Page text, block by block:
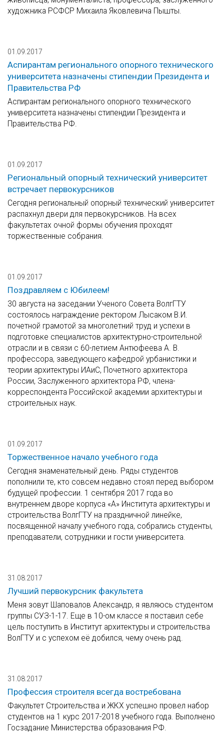
художника РСФСР Михаила Яковлевича Пышты.
01.09.2017
Аспирантам регионального опорного технического
университета назначены стипендии Президента и
Правительства РФ
Аспирантам регионального опорного технического
университета назначены стипендии Президента и
Правительства РФ.
01.09.2017
Региональный опорный технический университет
встречает первокурсников
Сегодня региональный опорный технический университет
распахнул двери для первокурсников. На всех
факультетах очной формы обучения проходят
торжественные собрания.
01.09.2017
Поздравляем с Юбилеем!
30 августа на заседании Ученого Совета ВолгГТУ
состоялось награждение ректором Лысаком В.И.
почетной грамотой за многолетний труд и успехи в
подготовке специалистов архитектурно-строительной
отрасли и в связи с 60-летием Антюфеева А. В.
профессора, заведующего кафедрой урбанистики и
теории архитектуры ИАиС, Почетного архитектора
России, Заслуженного архитектора РФ, члена-
корреспондента Российской академии архитектуры и
строительных наук.
01.09.2017
Торжественное начало учебного года
Сегодня знаменательный день. Ряды студентов
пополнили те, кто совсем недавно стоял перед выбором
будущей профессии. 1 сентября 2017 года во
внутреннем дворе корпуса «А» Института архитектуры и
строительства ВолгГТУ на праздничной линейке,
посвященной началу учебного года, собрались студенты,
преподаватели, сотрудники и гости университета.
31.08.2017
Лучший первокурсник факультета
Меня зовут Шаповалов Александр, я являюсь студентом
группы СУЗ-1-17. Еще в 10-ом классе я поставил себе
цель поступить в Институт архитектуры и строительства
ВолГТУ и с успехом её добился, чему очень рад.
31.08.2017
Профессия строителя всегда востребована
Факультет Строительства и ЖКХ успешно провел набор
студентов на 1 курс 2017-2018 учебного года. Выполнено
Госзадание Министерства образования РФ.